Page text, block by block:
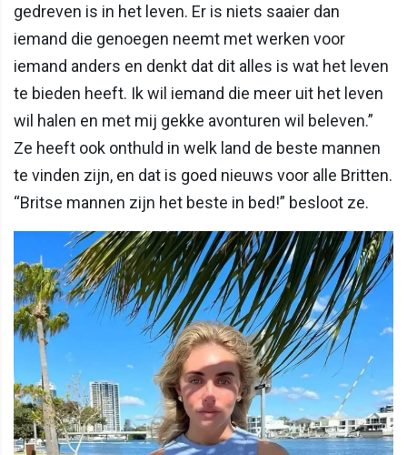
gedreven is in het leven. Er is niets saaier dan
iemand die genoegen neemt met werken voor
iemand anders en denkt dat dit alles is wat het leven
te bieden heeft. Ik wil iemand die meer uit het leven
wil halen en met mij gekke avonturen wil beleven.”
Ze heeft ook onthuld in welk land de beste mannen
te vinden zijn, en dat is goed nieuws voor alle Britten.
“Britse mannen zijn het beste in bed!” besloot ze.